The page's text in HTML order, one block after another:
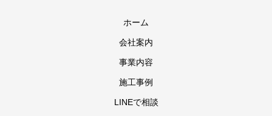
ホーム
会社案内
事業内容
施工事例
LINEで相談